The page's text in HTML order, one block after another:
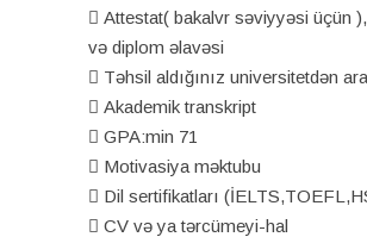
 Attestat( bakalvr səviyyəsi üçün
və diplom əlavəsi
 Təhsil aldığınız universitetdən
 Akademik transkript
 GPA:min 71
 Motivasiya məktubu
 Dil sertifikatları
 CV və ya tərcümeyi-hal